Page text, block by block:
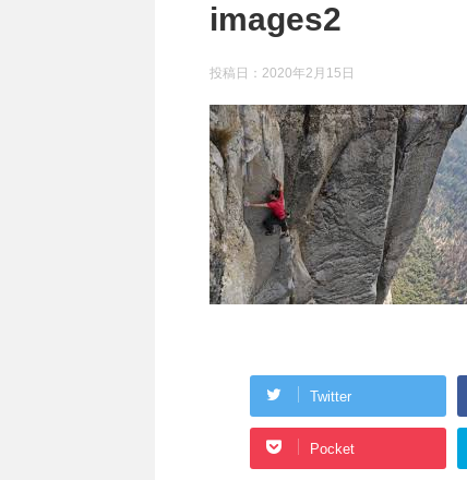
images2
投稿日： 2020年2月15日
Twitter
Pocket